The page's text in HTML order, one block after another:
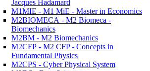
Jacques Hadamard
M1MIE - M1 MiE - Master in Economics
M2BIOMECA - M2 Biomeca -
Biomechanics
M2BM - M2 Biomechanics
M2CFP - M2 CFP - Concepts in
Fundamental Physics
M2CPS - Cyber Physical System